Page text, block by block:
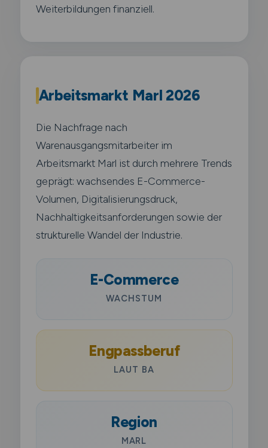
Weiterbildungen finanziell.
Arbeitsmarkt Marl 2026
Die Nachfrage nach
Warenausgangsmitarbeiter im
Arbeitsmarkt Marl ist durch mehrere Trends
geprägt: wachsendes E-Commerce-
Volumen, Digitalisierungsdruck,
Nachhaltigkeitsanforderungen sowie der
strukturelle Wandel der Industrie.
E-Commerce
WACHSTUM
Engpassberuf
LAUT BA
Region
MARL